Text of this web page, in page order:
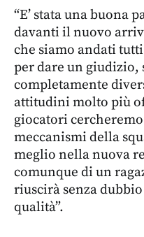
“E’ stata una buona
davanti il nuovo
che siamo andati tutti
per dare un giudizio,
completamente
attitudini molto più
giocatori
meccanismi della
meglio nella nuova
comunque di un
riuscirà senza
qualità”.